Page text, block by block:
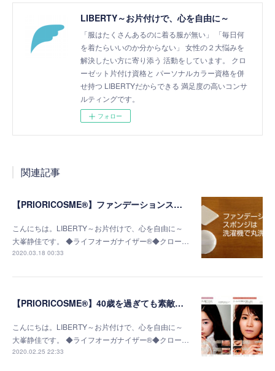
LIBERTY～お片付けで、心を自由に～
「服はたくさんあるのに着る服が無い」 「毎日何
を着たらいいのか分からない」 女性の２大悩みを
解決したい方に寄り添う 活動をしています。 クロ
ーゼット片付け資格と パーソナルカラー資格を併
せ持つ LIBERTYだからできる 満足度の高いコンサ
ルティングです。
フォロー
関連記事
【PRIORICOSME®】ファンデーションスポンジ＆パフは洗濯機で丸洗い
こんにちは。LIBERTY～お片付けで、心を自由に～
大峯静佳です。 ◆ライフオーガナイザー®◆クロー…
2020.03.18 00:33
【PRIORICOSME®】40歳を過ぎても素敵に！軽やかなピンクで春メイク
こんにちは。LIBERTY～お片付けで、心を自由に～
大峯静佳です。 ◆ライフオーガナイザー®◆クロー…
2020.02.25 22:33